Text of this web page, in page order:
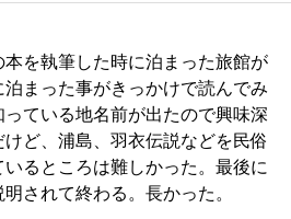
を執筆した時に泊まった旅館が
泊まった事がきっかけで読んでみ
っている地名前が出たので興味深
けど、浦島、羽衣伝説などを民俗
るところは難しかった。最後に
されて終わる。長かった。